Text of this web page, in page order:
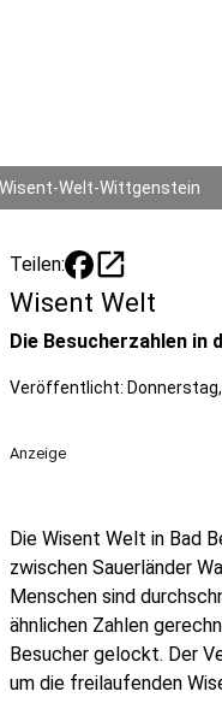
Wisent-Welt-Wittgenstein
Teilen: open_in_new
Wisent Welt
Die Besucherzahlen in
Veröffentlicht:
Anzeige
Die Wisent Welt in Bad
zwischen Sauerländer
Menschen sind
ähnlichen Zahlen
Besucher gelockt. Der
um die freilaufenden